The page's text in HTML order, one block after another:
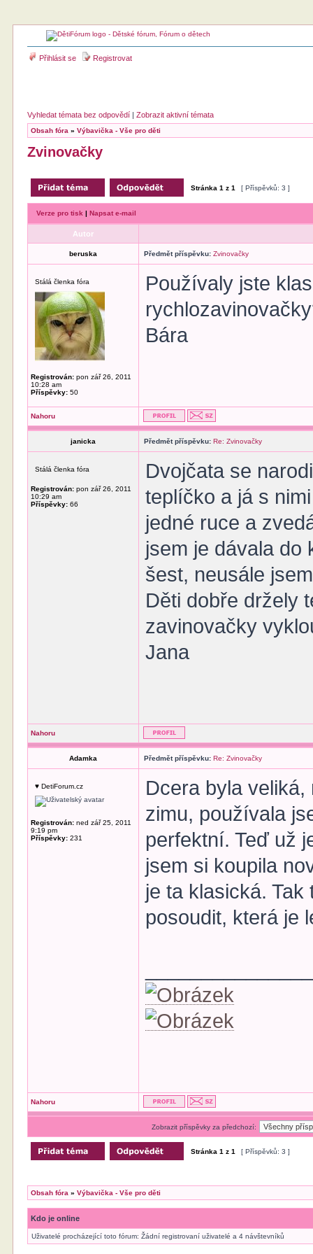
Přihlásit se Registrovat
Vyhledat témata bez odpovědí |Zobrazit aktivní témata
Obsah fóra »Výbavička - Vše pro děti
Zvinovačky
Stránka1 z1 [ Příspěvků: 3 ]
Verze pro tisk |Napsat e-mail
Autor
beruska Předmět příspěvku: Zvinovačky
Stálá členka fóra
Registrován: pon zář 26, 2011
10:28 am
Příspěvky: 50
Používaly jste
Bára
Nahoru
janicka Předmět příspěvku: Re: Zvinovačky
Stálá členka fóra
Registrován: pon zář 26, 2011
10:29 am
Příspěvky: 66
Dvojčata se
teplíčko a já s
jedné ruce a
jsem je dávala do
šest, neusále
Děti dobře držely
zavinovačky
Jana
Nahoru
Adamka Předmět příspěvku: Re: Zvinovačky
♥ DetiForum.cz
Registrován: ned zář 25, 2011
9:19 pm
Příspěvky: 231
Dcera byla
zimu, používala
perfektní. Teď už
jsem si koupila
je ta klasická.
posoudit, která je
Nahoru
Zobrazit příspěvky za předchozí:
Stránka1 z1 [ Příspěvků: 3 ]
Obsah fóra »Výbavička - Vše pro děti
Kdo je online
Uživatelé procházející toto fórum: Žádní registrovaní uživatelé a 4 návštevníků